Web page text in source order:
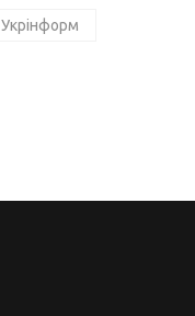
Укрінформ